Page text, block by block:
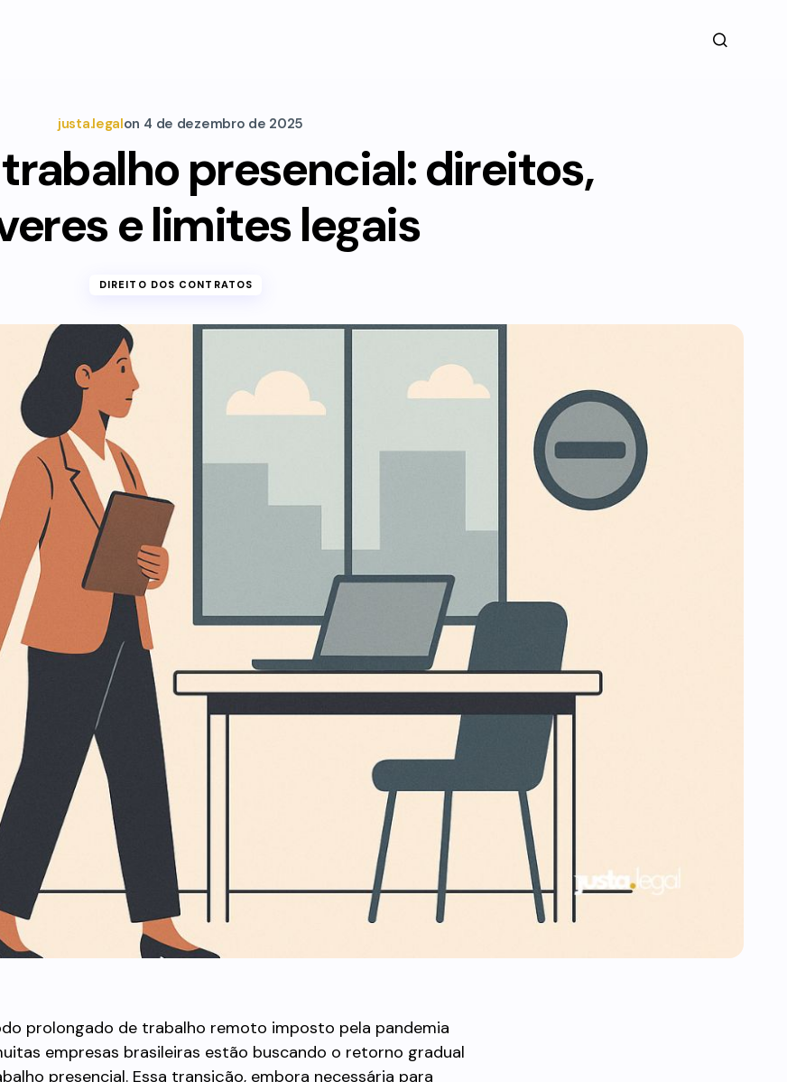
justa.legalon 4 de dezembro de 2025
presencial: direitos,
e limites legais
DIREITO DOS CONTRATOS
prolongado de trabalho remoto imposto pela pandemia
empresas brasileiras estão buscando o retorno gradual
presencial. Essa transição, embora necessária para